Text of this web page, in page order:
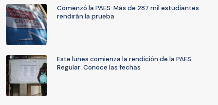
Comenzó la PAES: Más de 287 mil estudiantes
rendirán la prueba
Este lunes comienza la rendición de la PAES
Regular: Conoce las fechas